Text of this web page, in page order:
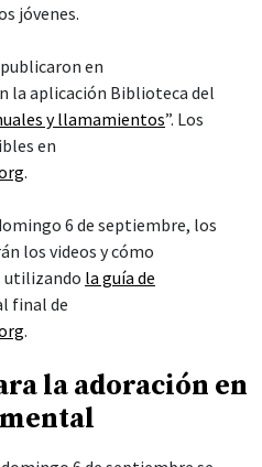
jóvenes.
en
la aplicación Biblioteca del
y llamamientos”. Los
en
.
6 de septiembre, los
los videos y cómo
utilizando la guía de
final de
.
la adoración en